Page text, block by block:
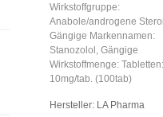
Wirkstoffgruppe:
Anabole/androgene
Gängige Markennamen:
Stanozolol, Gängige
Wirkstoffmenge: Tabletten:
10mg/tab. (100tab)
Hersteller: LA Pharma